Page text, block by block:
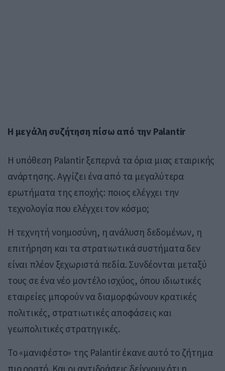
Η μεγάλη συζήτηση πίσω από την Palantir
Η υπόθεση Palantir ξεπερνά τα όρια μιας εταιρικής
ανάρτησης. Αγγίζει ένα από τα μεγαλύτερα
ερωτήματα της εποχής: ποιος ελέγχει την
τεχνολογία που ελέγχει τον κόσμο;
Η τεχνητή νοημοσύνη, η ανάλυση δεδομένων, η
επιτήρηση και τα στρατιωτικά συστήματα δεν
είναι πλέον ξεχωριστά πεδία. Συνδέονται μεταξύ
τους σε ένα νέο μοντέλο ισχύος, όπου ιδιωτικές
εταιρείες μπορούν να διαμορφώνουν κρατικές
πολιτικές, στρατιωτικές αποφάσεις και
γεωπολιτικές στρατηγικές.
Το «μανιφέστο» της Palantir έκανε αυτό το ζήτημα